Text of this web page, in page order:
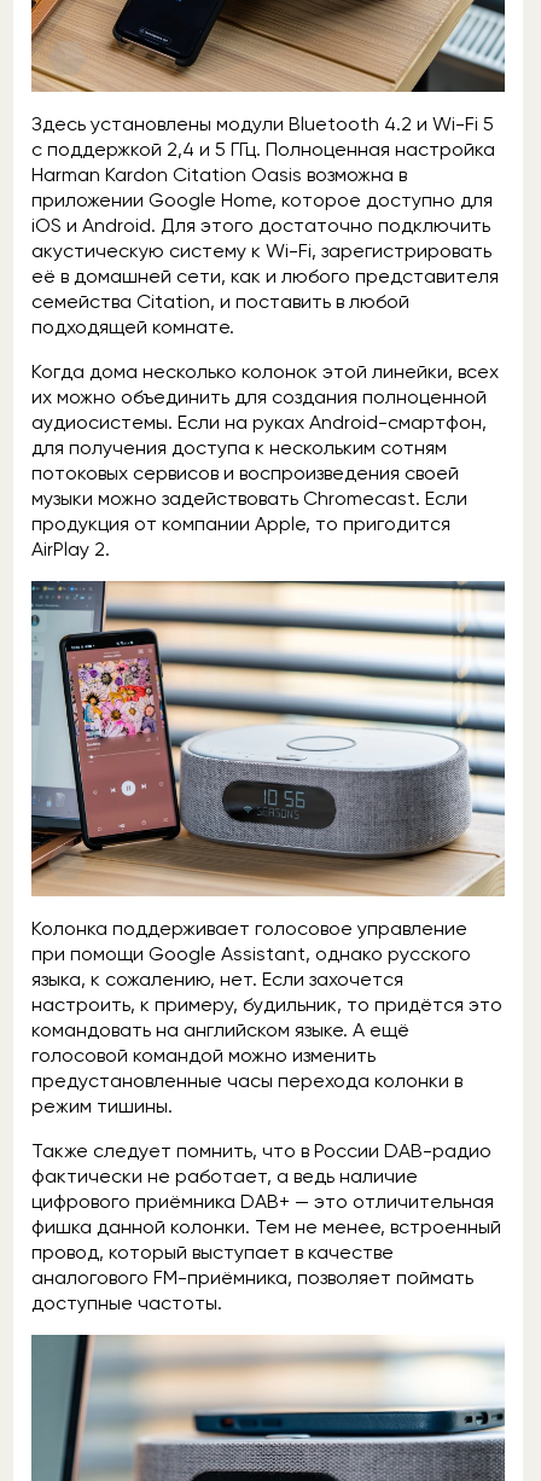
Здесь установлены модули Bluetooth 4.2 и Wi-Fi 5
с поддержкой 2,4 и 5 ГГц. Полноценная настройка
Harman Kardon Citation Oasis возможна в
приложении Google Home, которое доступно для
iOS и Android. Для этого достаточно подключить
акустическую систему к Wi-Fi, зарегистрировать
её в домашней сети, как и любого представителя
семейства Citation, и поставить в любой
подходящей комнате.
Когда дома несколько колонок этой линейки, всех
их можно объединить для создания полноценной
аудиосистемы. Если на руках Android-смартфон,
для получения доступа к нескольким сотням
потоковых сервисов и воспроизведения своей
музыки можно задействовать Chromecast. Если
продукция от компании Apple, то пригодится
AirPlay 2.
Колонка поддерживает голосовое управление
при помощи Google Assistant, однако русского
языка, к сожалению, нет. Если захочется
настроить, к примеру, будильник, то придётся это
командовать на английском языке. А ещё
голосовой командой можно изменить
предустановленные часы перехода колонки в
режим тишины.
Также следует помнить, что в России DAB-радио
фактически не работает, а ведь наличие
цифрового приёмника DAB+ — это отличительная
фишка данной колонки. Тем не менее, встроенный
провод, который выступает в качестве
аналогового FM-приёмника, позволяет поймать
доступные частоты.